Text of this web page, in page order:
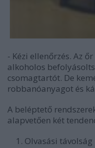
- Kézi ellenőrzés. Az
alkoholos
csomagtartót. De
robbanóanyagot és
A beléptető
alapvetően két
Olvasási távolság